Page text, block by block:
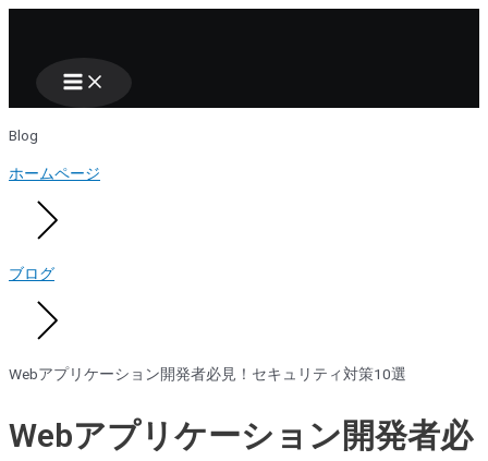
Nhảy
Main
Blog
ホームページ
ブログ
Webアプリケーション開発者必見！セキュリティ対策10選
Webアプリケーション開発者必